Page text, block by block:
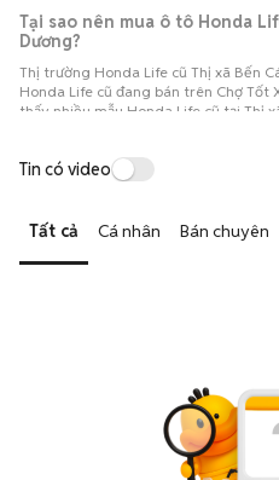
Tại sao nên mua ô tô Honda
Dương?
Thị trường Honda Life cũ Thị xã Bến
Honda Life cũ đang bán trên Chợ
thấy nhiều mẫu Honda Life cũ tại Thị
Tin có video
Tất cả Cá nhân Bán chuyên